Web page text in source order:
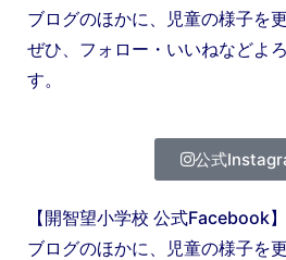
ブログのほかに、児童の様子を
ぜひ、フォロー・いいねなどよ
す。
公式
【開智望小学校 公式Facebook】
ブログのほかに、児童の様子を